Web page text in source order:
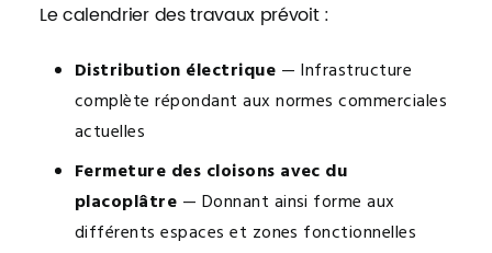
Le calendrier des travaux prévoit :
Distribution électrique — Infrastructure
complète répondant aux normes commerciales
actuelles
Fermeture des cloisons avec du
placoplâtre — Donnant ainsi forme aux
différents espaces et zones fonctionnelles